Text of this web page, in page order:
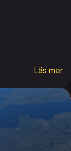
Läs mer